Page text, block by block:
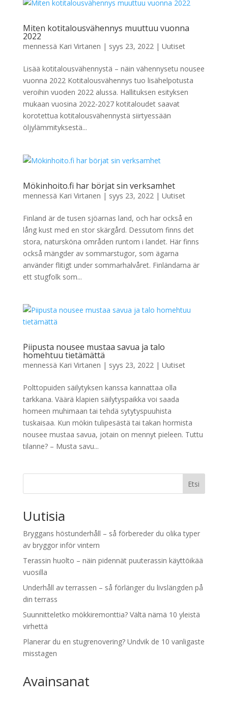
Miten kotitalousvähennys muuttuu vuonna
2022
mennessä Kari Virtanen | syys 23, 2022| Uutiset
Lisää kotitalousvähennystä – näin vähennysetu nousee
vuonna 2022 Kotitalousvähennys tuo lisähelpotusta
veroihin vuoden 2022 alussa. Hallituksen esityksen
mukaan vuosina 2022-2027 kotitaloudet saavat
korotettua kotitalousvähennystä siirtyessään
öljylämmityksestä...
Mökinhoito.fi har börjat sin verksamhet
mennessä Kari Virtanen | syys 23, 2022| Uutiset
Finland är de tusen sjöarnas land, och har också en
lång kust med en stor skärgård. Dessutom finns det
stora, natursköna områden runtom i landet. Här finns
också mängder av sommarstugor, som ägarna
använder flitigt under sommarhalvåret. Finländarna är
ett stugfolk som...
Piipusta nousee mustaa savua ja talo
homehtuu tietämättä
mennessä Kari Virtanen | syys 23, 2022| Uutiset
Polttopuiden säilytyksen kanssa kannattaa olla
tarkkana. Väärä klapien säilytyspaikka voi saada
homeen muhimaan tai tehdä sytytyspuuhista
tuskaisaa. Kun mökin tulipesästä tai takan hormista
nousee mustaa savua, jotain on mennyt pieleen. Tuttu
tilanne? – Musta savu...
Etsi
Uutisia
Bryggans höstunderhåll – så förbereder du olika typer
av bryggor inför vintern
Terassin huolto – näin pidennät puuterassin käyttöikää
vuosilla
Underhåll av terrassen – så förlänger du livslängden på
din terrass
Suunnitteletko mökkiremonttia? Vältä nämä 10 yleistä
virhettä
Planerar du en stugrenovering? Undvik de 10 vanligaste
misstagen
Avainsanat